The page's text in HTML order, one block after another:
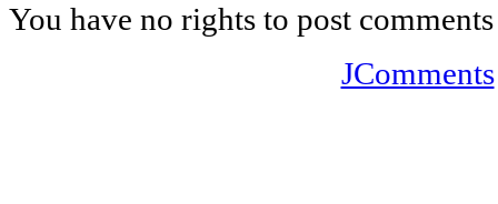
You have no rights to post comments
JComments